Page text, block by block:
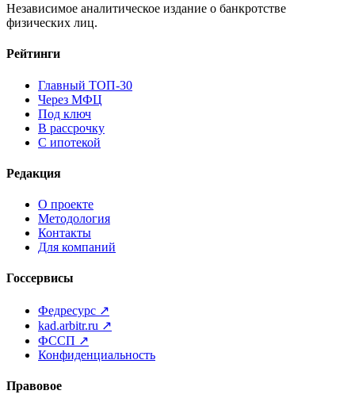
Независимое аналитическое издание о банкротстве
физических лиц.
Рейтинги
Главный ТОП-30
Через МФЦ
Под ключ
В рассрочку
С ипотекой
Редакция
О проекте
Методология
Контакты
Для компаний
Госсервисы
Федресурс ↗
kad.arbitr.ru ↗
ФССП ↗
Конфиденциальность
Правовое